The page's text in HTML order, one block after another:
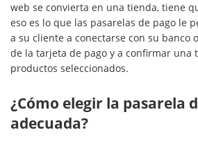
web se convierta en una tienda, tiene
eso es lo que las pasarelas de pago le
a su cliente a conectarse con su banco
de la tarjeta de pago y a confirmar una
productos seleccionados.
¿Cómo elegir la pasarela
adecuada?